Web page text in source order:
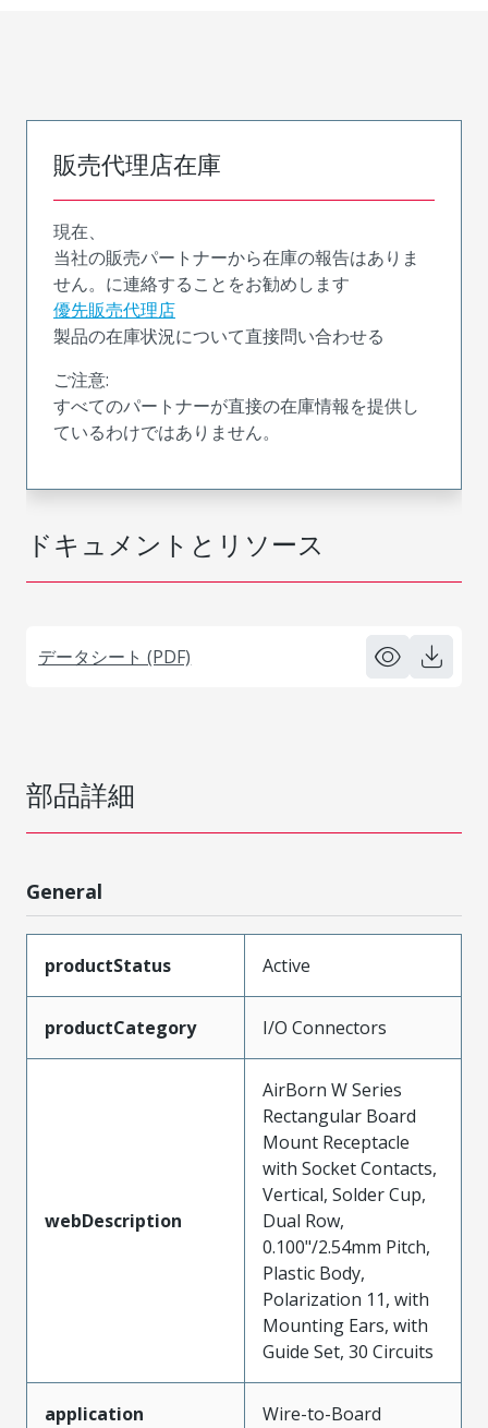
ドキュメントとリソース
データシート (PDF)
販売代理店在庫
現在、
当社の販売パートナーから在庫の報告はありま
せん。に連絡することをお勧めします
優先販売代理店
製品の在庫状況について直接問い合わせる
ご注意:
すべてのパートナーが直接の在庫情報を提供し
ているわけではありません。
部品詳細
General
productStatus Active
productCategory I/O Connectors
webDescription
AirBorn W Series
Rectangular Board
Mount Receptacle
with Socket Contacts,
Vertical, Solder Cup,
Dual Row,
0.100"/2.54mm Pitch,
Plastic Body,
Polarization 11, with
Mounting Ears, with
Guide Set, 30 Circuits
application Wire-to-Board